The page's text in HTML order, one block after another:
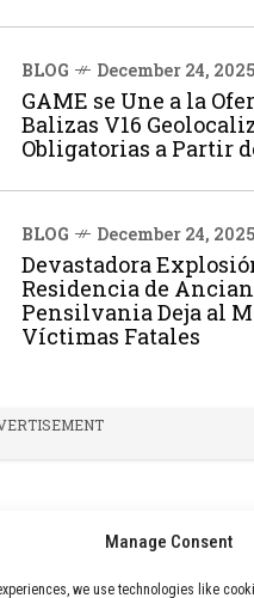
Manage Consent
we use technologies like
BLOG December 24, 2025
GAME se Une a la
Balizas V16
Obligatorias a Partir
BLOG December 24, 2025
Devastadora
Residencia de
Pensilvania Deja al
Víctimas Fatales